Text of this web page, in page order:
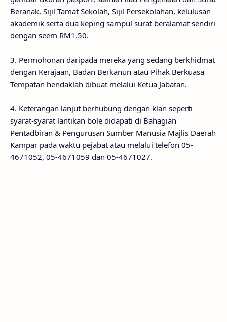
Beranak, Sijil Tamat Sekolah, Sijil Persekolahan, kelulusan
akademik serta dua keping sampul surat beralamat sendiri
dengan seem RM1.50.
3. Permohonan daripada mereka yang sedang berkhidmat
dengan Kerajaan, Badan Berkanun atau Pihak Berkuasa
Tempatan hendaklah dibuat melalui Ketua Jabatan.
4. Keterangan lanjut berhubung dengan klan seperti
syarat-syarat lantikan bole didapati di Bahagian
Pentadbiran & Pengurusan Sumber Manusia Majlis Daerah
Kampar pada waktu pejabat atau melalui telefon 05-
4671052, 05-4671059 dan 05-4671027.